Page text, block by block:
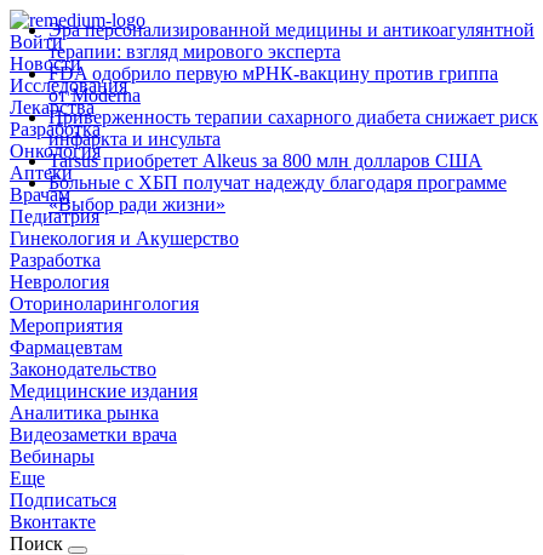
Войти
Новости
Исследования
Лекарства
Разработка
Онкология
Аптеки
Врачам
Педиатрия
Гинекология и Акушерство
Разработка
Неврология
Оториноларингология
Мероприятия
Фармацевтам
Законодательство
Медицинские издания
Аналитика рынка
Видеозаметки врача
Вебинары
Еще
Подписаться
Вконтакте
Поиск
Эра персонализированной медицины и антикоагулянтной
терапии: взгляд мирового эксперта
FDA одобрило первую мРНК‑вакцину против гриппа
от Moderna
Приверженность терапии сахарного диабета снижает риск
инфаркта и инсульта
Tarsus приобретет Alkeus за 800 млн долларов США
Больные с ХБП получат надежду благодаря программе
«Выбор ради жизни»